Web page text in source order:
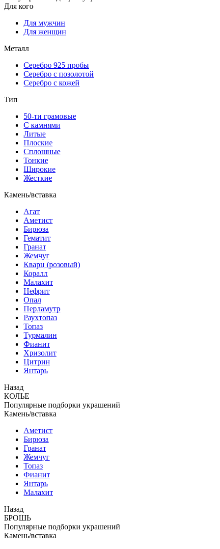
Для кого
Для мужчин
Для женщин
Металл
Серебро 925 пробы
Серебро с позолотой
Серебро с кожей
Тип
50-ти грамовые
С камнями
Литые
Плоские
Сплошные
Тонкие
Широкие
Жесткие
Камень/вставка
Агат
Аметист
Бирюза
Гематит
Гранат
Жемчуг
Кварц (розовый)
Коралл
Малахит
Нефрит
Опал
Перламутр
Раухтопаз
Топаз
Турмалин
Фианит
Хризолит
Цитрин
Янтарь
Назад
КОЛЬЕ
Популярные подборки украшений
Камень/вставка
Аметист
Бирюза
Гранат
Жемчуг
Топаз
Фианит
Янтарь
Малахит
Назад
БРОШЬ
Популярные подборки украшений
Камень/вставка